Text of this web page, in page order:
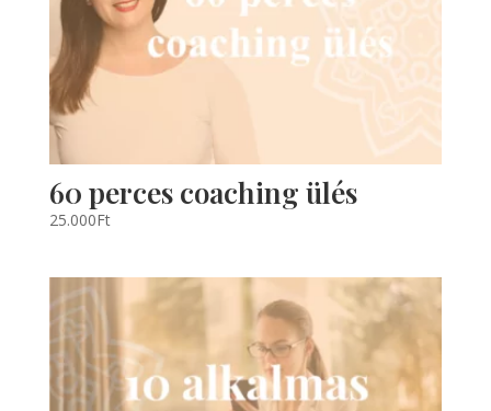
60 perces coaching ülés
25.000Ft